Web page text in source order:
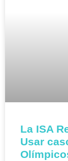
La ISA
Usar